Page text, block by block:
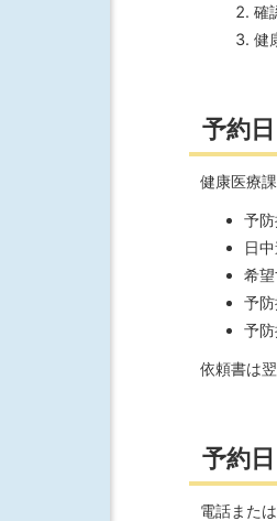
確
健
予約
健康医療
予
日
希
予
予
依頼書は
予約
電話また